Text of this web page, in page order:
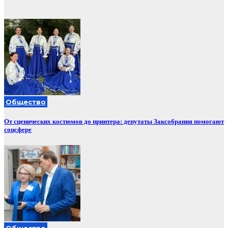
Общество
От сценических костюмов до принтера: депутаты Заксобрания помогают
соцсфере